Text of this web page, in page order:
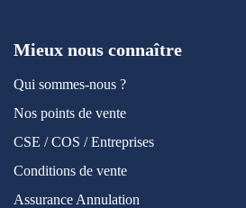
Mieux nous connaître
Qui sommes-nous ?
Nos points de vente
CSE / COS / Entreprises
Conditions de vente
Assurance Annulation